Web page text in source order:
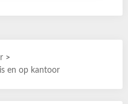
>
en op kantoor